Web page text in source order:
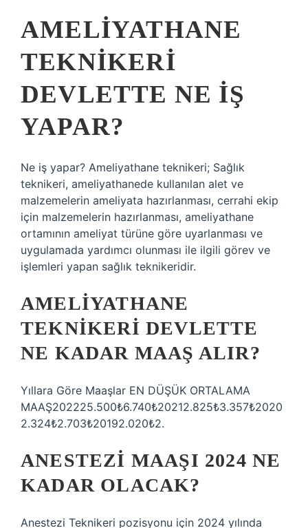
AMELIYATHANE
TEKNIKERI
DEVLETTE NE IŞ
YAPAR?
Ne iş yapar? Ameliyathane teknikeri; Sağlık
teknikeri, ameliyathanede kullanılan alet ve
malzemelerin ameliyata hazırlanması, cerrahi ekip
için malzemelerin hazırlanması, ameliyathane
ortamının ameliyat türüne göre uyarlanması ve
uygulamada yardımcı olunması ile ilgili görev ve
işlemleri yapan sağlık teknikeridir.
AMELIYATHANE
TEKNIKERI DEVLETTE
NE KADAR MAAŞ ALIR?
Yıllara Göre Maaşlar EN DÜŞÜK ORTALAMA
MAAŞ202225.500₺6.740₺20212.825₺3.357₺2020
2.324₺2.703₺20192.020₺2.
ANESTEZI MAAŞI 2024 NE
KADAR OLACAK?
Anestezi Teknikeri pozisyonu için 2024 yılında